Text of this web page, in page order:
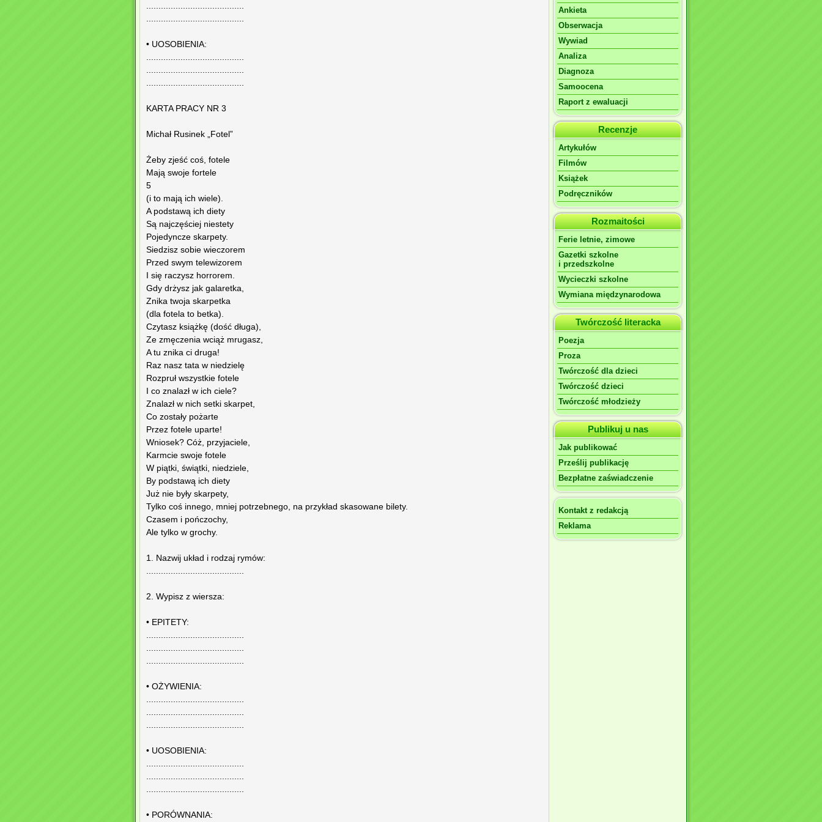
........................................
........................................
• UOSOBIENIA:
........................................
........................................
........................................
KARTA PRACY NR 3
Michał Rusinek „Fotel”
Żeby zjeść coś, fotele
Mają swoje fortele
5
(i to mają ich wiele).
A podstawą ich diety
Są najczęściej niestety
Pojedyncze skarpety.
Siedzisz sobie wieczorem
Przed swym telewizorem
I się raczysz horrorem.
Gdy drżysz jak galaretka,
Znika twoja skarpetka
(dla fotela to betka).
Czytasz książkę (dość długa),
Ze zmęczenia wciąż mrugasz,
A tu znika ci druga!
Raz nasz tata w niedzielę
Rozpruł wszystkie fotele
I co znalazł w ich ciele?
Znalazł w nich setki skarpet,
Co zostały pożarte
Przez fotele uparte!
Wniosek? Cóż, przyjaciele,
Karmcie swoje fotele
W piątki, świątki, niedziele,
By podstawą ich diety
Już nie były skarpety,
Tylko coś innego, mniej potrzebnego, na przykład skasowane bilety.
Czasem i pończochy,
Ale tylko w grochy.
1. Nazwij układ i rodzaj rymów:
........................................
2. Wypisz z wiersza:
• EPITETY:
........................................
........................................
........................................
• OŻYWIENIA:
........................................
........................................
........................................
• UOSOBIENIA:
........................................
........................................
........................................
• PORÓWNANIA:
Ankieta
Obserwacja
Wywiad
Analiza
Diagnoza
Samoocena
Raport z ewaluacji
Recenzje
Artykułów
Filmów
Książek
Podręczników
Rozmaitości
Ferie letnie, zimowe
Gazetki szkolne
i przedszkolne
Wycieczki szkolne
Wymiana międzynarodowa
Twórczość literacka
Poezja
Proza
Twórczość dla dzieci
Twórczość dzieci
Twórczość młodzieży
Publikuj u nas
Jak publikować
Prześlij publikację
Bezpłatne zaświadczenie
Kontakt z redakcją
Reklama